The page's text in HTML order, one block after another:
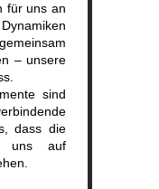
für uns an
– unsere
sind
dass die
uns auf